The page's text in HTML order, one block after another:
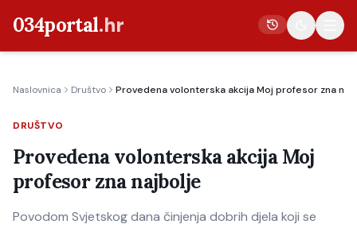
034portal.hr
Crna kronika
Poljoprivreda
Politika
Gospodarstvo
Naslovnica Društvo Provedena volonterska akcija Moj profesor zna
DRUŠTVO
Provedena volonterska akcija Moj
profesor zna najbolje
Povodom Svjetskog dana činjenja dobrih djela koji se